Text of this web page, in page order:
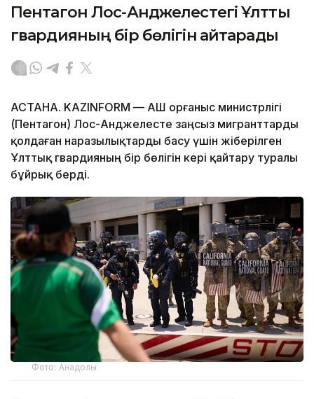
Пентагон Лос-Анджелестегі Ұлттық
гвардияның бір бөлігін қайтарады
АСТАНА. KAZINFORM — АҚШ Қорғаныс министрлігі
(Пентагон) Лос-Анджелесте заңсыз мигранттарды
қолдаған наразылықтарды басу үшін жіберілген
Ұлттық гвардияның бір бөлігін кері қайтару туралы
бұйрық берді.
Фото: Анадолы